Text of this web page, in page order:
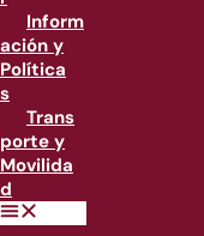
Inform
ación y
Política
s
Trans
porte y
Movilida
d